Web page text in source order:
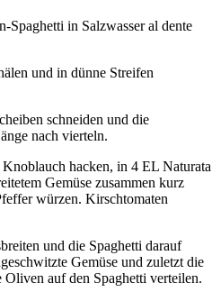
in Salzwasser al dente
und in dünne Streifen
schneiden und die
nach vierteln.
hacken, in 4 EL Naturata
Gemüse zusammen kurz
würzen. Kirschtomaten
und die Spaghetti darauf
Gemüse und zuletzt die
auf den Spaghetti verteilen.